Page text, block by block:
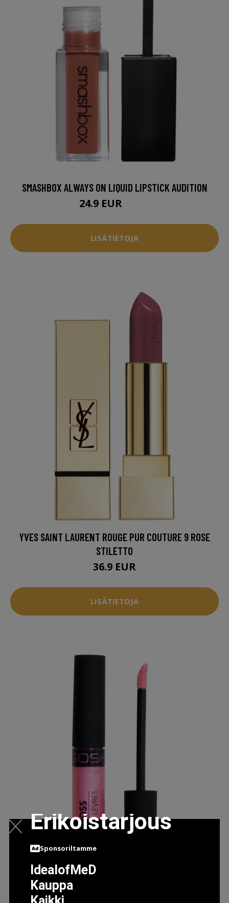
SMASHBOX ALWAYS ON LIQUID LIPSTICK AUDITION
24.9 EUR
LISÄTIETOJA
YVES SAINT LAURENT ROUGE PUR COUTURE 9 ROSE
STILETTO
36.9 EUR
LISÄTIETOJA
Erikoistarjous
Sponsoriltamme
IdealofMeD
Kauppa